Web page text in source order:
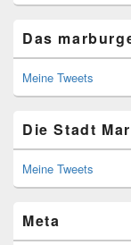
Das
Meine Tweets
Die Stadt
Meine Tweets
Meta